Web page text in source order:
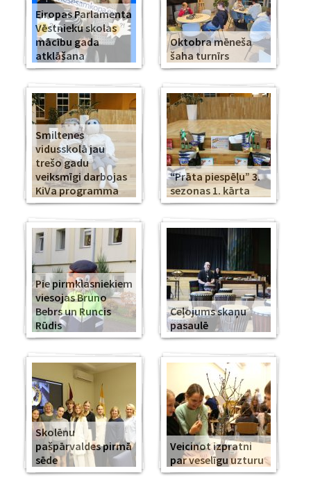
Eiropas Parlamenta
Vēstnieku skolas
mācību gada
atklāšana
Oktobra mēneša
šaha turnīrs
Smiltenes
vidusskolā jau
trešo gadu
veiksmīgi darbojas
KiVa programma
“Prāta piespēļu” 3.
sezonas 1. kārta
Pie pirmklasniekiem
viesojas Bruno
Bebrs un Runcis
Rūdis
Ceļojums skaņu
pasaulē
Skolēnu
pašpārvaldes pirmā
sēde
Veicinot izpratni
par veselīgu uzturu